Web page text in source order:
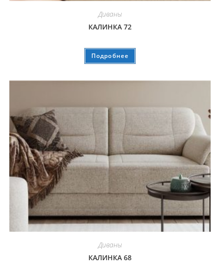
Диваны
КАЛИНКА 72
Подробнее
Диваны
КАЛИНКА 68